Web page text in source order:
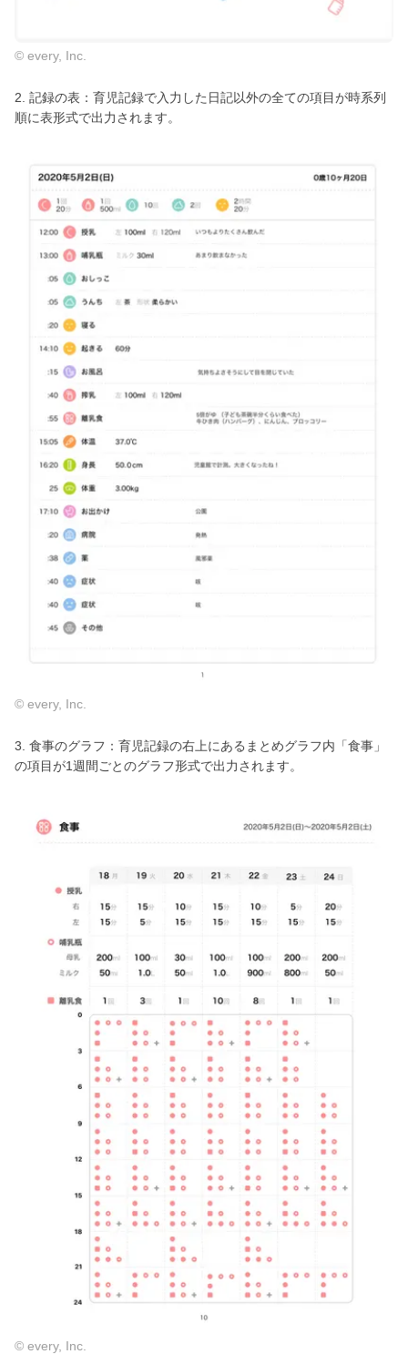
© every, Inc.
2. 記録の表：育児記録で入力した日記以外の全ての項目が時系列
順に表形式で出力されます。
© every, Inc.
3. 食事のグラフ：育児記録の右上にあるまとめグラフ内「食事」
の項目が1週間ごとのグラフ形式で出力されます。
© every, Inc.